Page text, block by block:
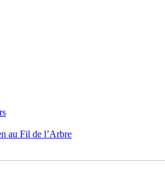
au Fil de l’Arbre